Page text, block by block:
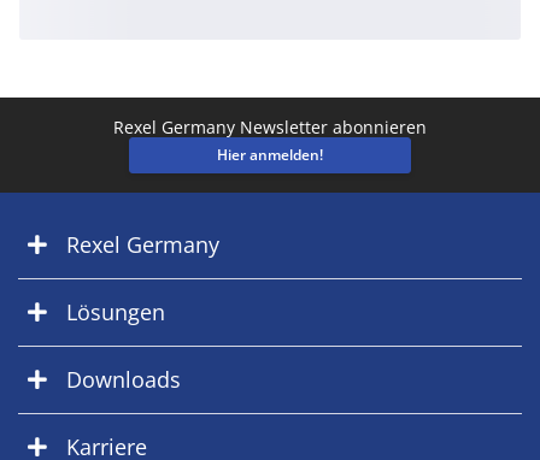
Rexel Germany Newsletter abonnieren
Hier anmelden!
Rexel Germany
Lösungen
Downloads
Karriere